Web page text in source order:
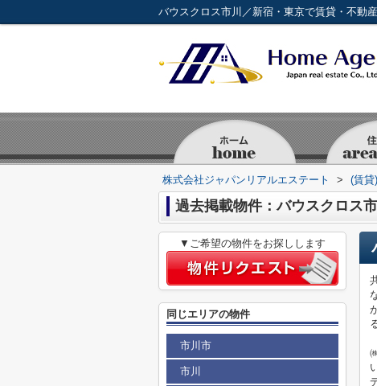
バウスクロス市川／新宿・東京で賃貸・不動
株式会社ジャパンリアルエステート > (賃貸
過去掲載物件：バウスクロス市
▼ご希望の物件をお探しします
同じエリアの物件
市川市
市川